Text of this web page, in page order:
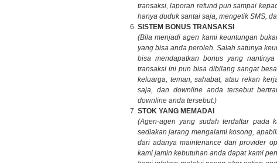
transaksi, laporan refund pun sampai
hanya duduk santai saja, mengetik SMS,
SISTEM BONUS TRANSAKSI
(Bila menjadi agen kami keuntungan
yang bisa anda peroleh. Salah satunya
bisa mendapatkan bonus yang
transaksi ini pun bisa dibilang sangat
keluarga, teman, sahabat, atau rekan
saja, dan downline anda tersebut
downline anda tersebut.)
STOK YANG MEMADAI
(Agen-agen yang sudah terdaftar pada
sediakan jarang mengalami kosong,
dari adanya maintenance dari provider
kami jamin kebutuhan anda dapat kami